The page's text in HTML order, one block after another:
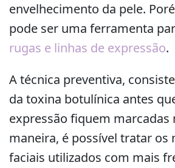
envelhecimento da pele.
pode ser uma ferramenta
rugas e linhas de expressão.
A técnica preventiva,
da toxina botulínica antes
expressão fiquem marcadas
maneira, é possível tratar os
faciais utilizados com mais